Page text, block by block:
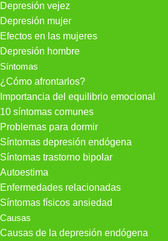
Depresión vejez
Depresión mujer
Efectos en las mujeres
Depresión hombre
Síntomas
¿Cómo afrontarlos?
Importancia del equilibrio emocional
10 síntomas comunes
Problemas para dormir
Síntomas depresión endógena
Síntomas trastorno bipolar
Autoestima
Enfermedades relacionadas
Síntomas físicos ansiedad
Causas
Causas de la depresión endógena